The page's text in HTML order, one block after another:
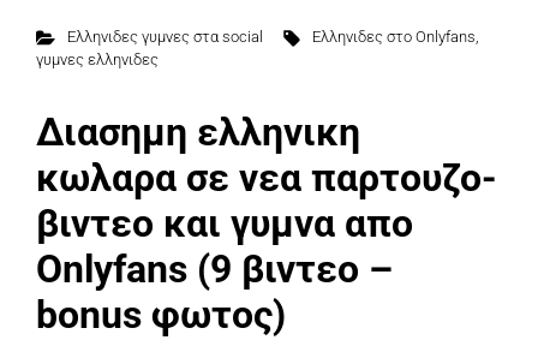
Ελληνιδες γυμνες στα social Eλληνιδες στο Onlyfans,
γυμνες ελληνιδες
Διασημη ελληνικη
κωλαρα σε νεα παρτουζο-
βιντεο και γυμνα απο
Onlyfans (9 βιντεο –
bonus φωτος)